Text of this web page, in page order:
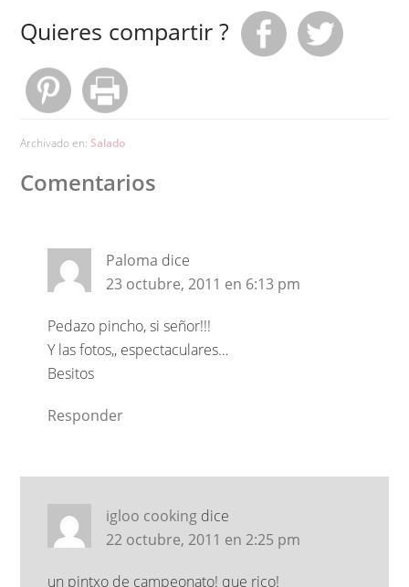
Quieres compartir ?
Archivado en: Salado
Comentarios
Paloma dice
23 octubre, 2011 en 6:13 pm
Pedazo pincho, si señor!!!
Y las fotos,, espectaculares…
Besitos
Responder
igloo cooking dice
22 octubre, 2011 en 2:25 pm
un pintxo de campeonato! que rico!